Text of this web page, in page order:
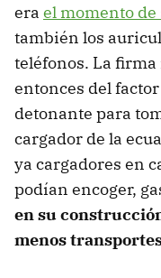
era el momento de
también los
teléfonos. La
entonces del
detonante para
cargador de la
ya cargadores en
podían encoger,
en su
menos